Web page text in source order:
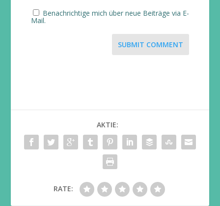
Benachrichtige mich über neue Beiträge via E-
Mail.
SUBMIT COMMENT
AKTIE:
RATE: